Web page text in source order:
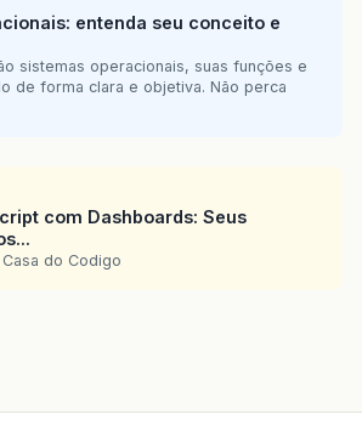
entenda seu conceito e
sistemas operacionais, suas funções e
de forma clara e objetiva. Não perca
com Dashboards: Seus
do Codigo